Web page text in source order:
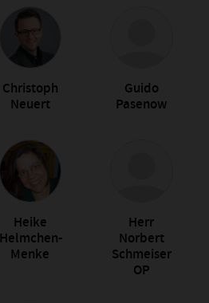
Christoph
Neuert
Guido
Pasenow
Heike
Helmchen-
Menke
Herr
Norbert
Schmeiser
OP